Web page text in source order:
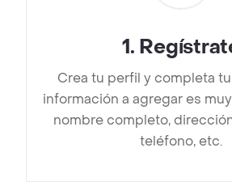
1.
Crea tu perfil y completa
información a agregar es
nombre completo,
teléfono, etc.